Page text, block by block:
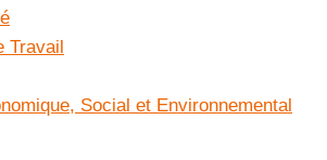
Travail
Social et Environnemental